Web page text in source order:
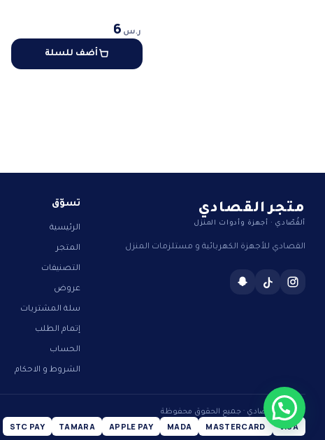
ر.س 6
أضف للسلة
متجر القصادي
ألقُصّادي · أجهزة وأدوات المنزل
القصادي للأجهزة الكهربائية و مستلزمات المنزل
تسوّق
الرئيسية
المتجر
التصنيفات
عروض
سلة المشتريات
إتمام الطلب
الحساب
الشروط و الاحكام
© 2026 ألقُصّادي · جميع الحقوق محفوظة
VISA
MASTERCARD
MADA
APPLE PAY
TAMARA
STC PAY